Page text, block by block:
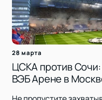
28 марта
ЦСКА против Сочи:
ВЭБ Арене в